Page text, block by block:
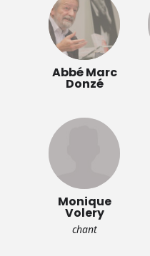
Abbé Marc
Donzé
Monique
Volery
chant